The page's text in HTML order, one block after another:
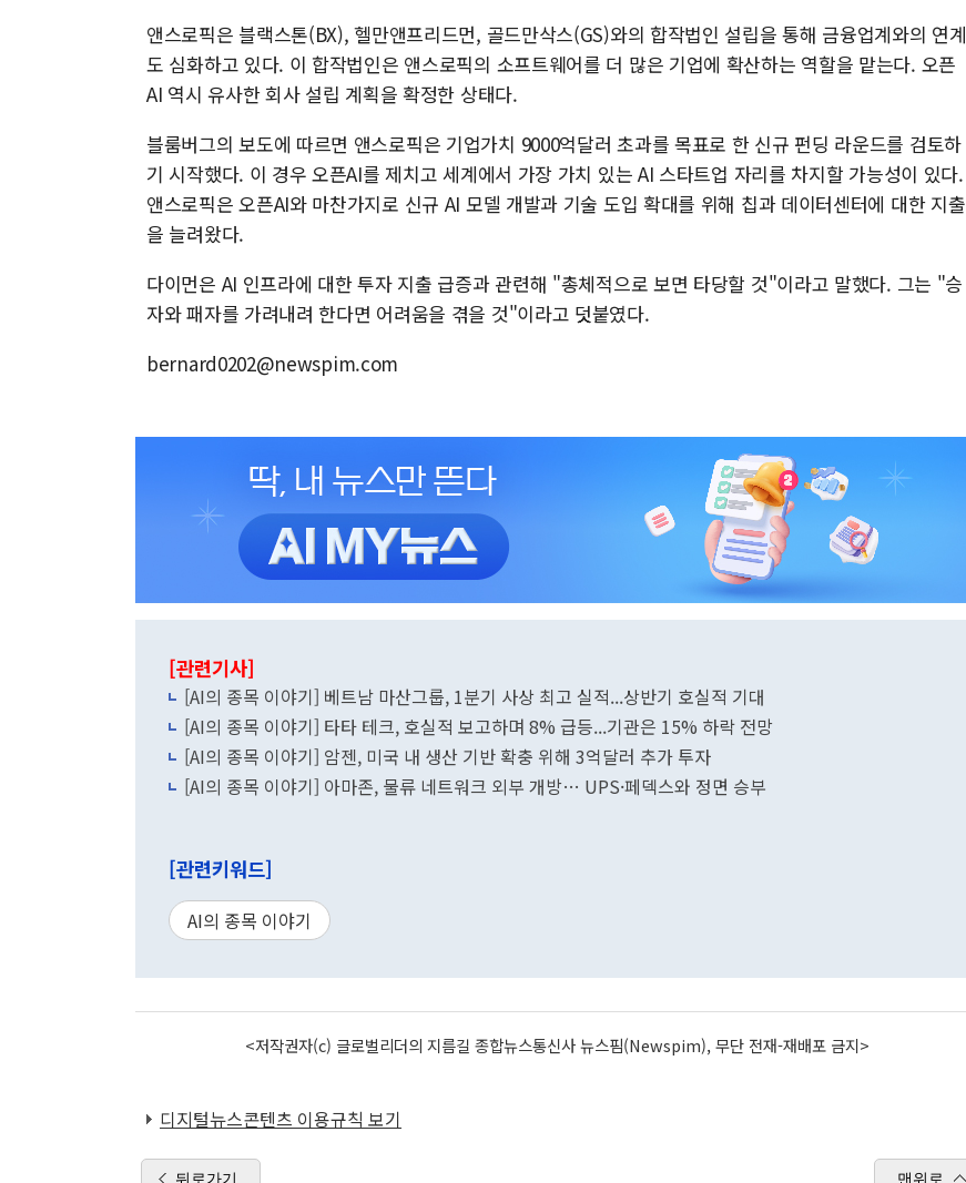
앤스로픽은 블랙스톤(BX), 헬만앤프리드먼, 골드만삭스(GS)와의 합작법인 설립을 통해 금융업계와의 연계
도 심화하고 있다. 이 합작법인은 앤스로픽의 소프트웨어를 더 많은 기업에 확산하는 역할을 맡는다. 오픈
AI 역시 유사한 회사 설립 계획을 확정한 상태다.
블룸버그의 보도에 따르면 앤스로픽은 기업가치 9000억달러 초과를 목표로 한 신규 펀딩 라운드를 검토하
기 시작했다. 이 경우 오픈AI를 제치고 세계에서 가장 가치 있는 AI 스타트업 자리를 차지할 가능성이 있다.
앤스로픽은 오픈AI와 마찬가지로 신규 AI 모델 개발과 기술 도입 확대를 위해 칩과 데이터센터에 대한 지출
을 늘려왔다.
다이먼은 AI 인프라에 대한 투자 지출 급증과 관련해 "총체적으로 보면 타당할 것"이라고 말했다. 그는 "승
자와 패자를 가려내려 한다면 어려움을 겪을 것"이라고 덧붙였다.
bernard0202@newspim.com
[관련기사]
[AI의 종목 이야기] 베트남 마산그룹, 1분기 사상 최고 실적...상반기 호실적 기대
[AI의 종목 이야기] 타타 테크, 호실적 보고하며 8% 급등...기관은 15% 하락 전망
[AI의 종목 이야기] 암젠, 미국 내 생산 기반 확충 위해 3억달러 추가 투자
[AI의 종목 이야기] 아마존, 물류 네트워크 외부 개방… UPS·페덱스와 정면 승부
[관련키워드]
AI의 종목 이야기
<저작권자(c) 글로벌리더의 지름길 종합뉴스통신사 뉴스핌(Newspim), 무단 전재-재배포 금지>
디지털뉴스콘텐츠 이용규칙 보기
뒤로가기 맨위로